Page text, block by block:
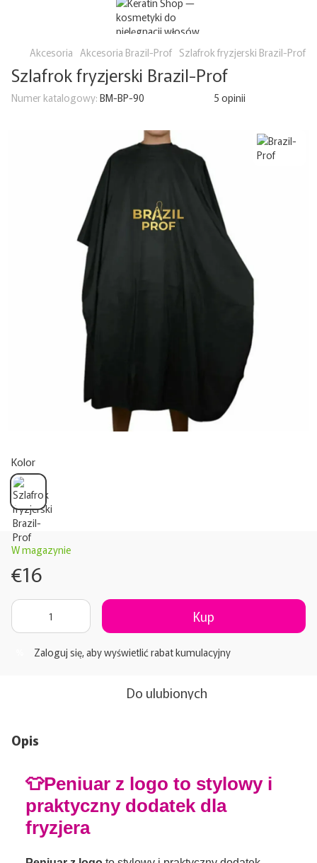
Akcesoria Akcesoria Brazil-Prof Szlafrok fryzjerski Brazil-Prof
Szlafrok fryzjerski Brazil-Prof
Numer katalogowy: BM-BP-90 5 opinii
Kolor
W magazynie
€16
Kup
Zaloguj się, aby wyświetlić rabat kumulacyjny
Do ulubionych
Opis
👕Peniuar z logo to stylowy i
praktyczny dodatek dla
fryzjera